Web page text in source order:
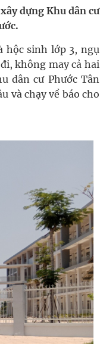
dựng Khu dân cư
hộc sinh lớp 3, ngụ
không may cả hai
dân cư Phước Tân
và chạy về báo cho